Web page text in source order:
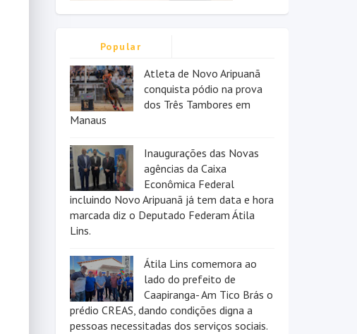
Popular
Atleta de Novo Aripuanã
conquista pódio na prova
dos Três Tambores em
Manaus
Inaugurações das Novas
agências da Caixa
Econômica Federal
incluindo Novo Aripuanã já tem data e hora
marcada diz o Deputado Federam Átila
Lins.
Átila Lins comemora ao
lado do prefeito de
Caapiranga- Am Tico Brás o
prédio CREAS, dando condições digna a
pessoas necessitadas dos serviços sociais.